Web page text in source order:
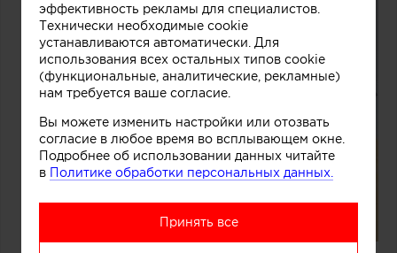
эффективность рекламы для специалистов.
Технически необходимые cookie
устанавливаются автоматически. Для
использования всех остальных типов cookie
(функциональные, аналитические, рекламные)
нам требуется ваше согласие.
Вы можете изменить настройки или отозвать
согласие в любое время во всплывающем окне.
Подробнее об использовании данных читайте
в Политике обработки персональных данных.
Принять все